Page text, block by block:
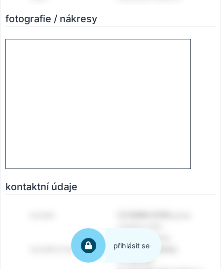
fotografie / nákresy
kontaktní údaje
přihlásit se